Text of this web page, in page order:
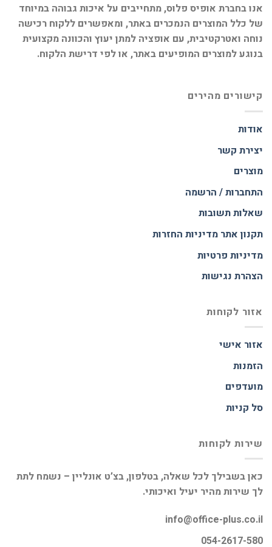
אנו בחברת אופיס פלוס, מתחייבים על איכות גבוהה במיוחד
של כלל המוצרים הנמכרים באתר, ומאפשרים ללקוח רכישה
נוחה ואטרקטיבית, עם אופציה למתן יעוץ והכוונה מקצועית
בנוגע למוצרים המופיעים באתר, או לפי דרישת הלקוח.
קישורים מהירים
אודות
יצירת קשר
מוצרים
התחברות / הרשמה
שאלות תשובות
תקנון אתרמדיניות החזרות
מדיניות פרטיות
הצהרת נגישות
אזור לקוחות
אזור אישי
הזמנות
מועדפים
סל קניות
שירות לקוחות
כאן בשבילך לכל שאלה, בטלפון, בצ’ט אונליין – נשמח לתת
לך שירות מהיר יעיל ואיכותי.
info@office-plus.co.il
054-2617-580